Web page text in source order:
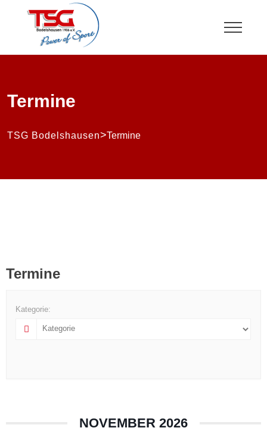
Termine
TSG Bodelshausen>Termine
Termine
Kategorie:
NOVEMBER 2026